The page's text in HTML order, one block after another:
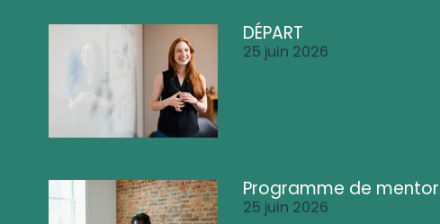
DÉPART
25 juin 2026
Programme de
25 juin 2026